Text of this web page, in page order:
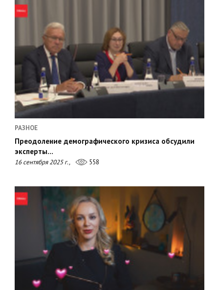
РАЗНОЕ
Преодоление демографического кризиса обсудили
эксперты…
16 сентября 2025 г., 558